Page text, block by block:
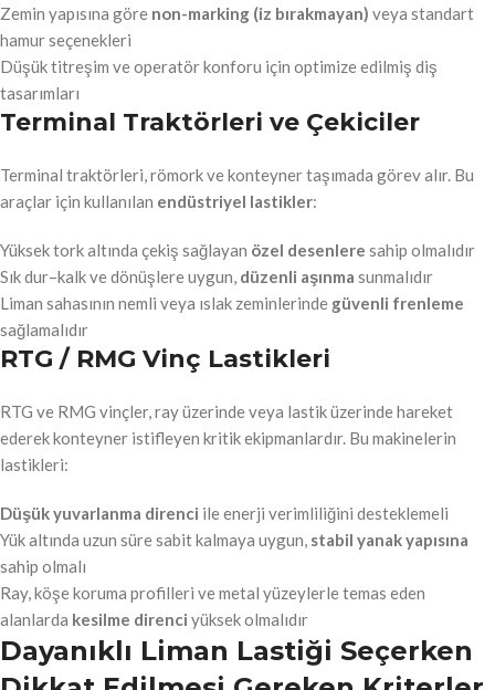
Zemin yapısına göre non-marking (iz bırakmayan) veya standart
hamur seçenekleri
Düşük titreşim ve operatör konforu için optimize edilmiş diş
tasarımları
Terminal Traktörleri ve Çekiciler
Terminal traktörleri, römork ve konteyner taşımada görev alır. Bu
araçlar için kullanılan endüstriyel lastikler:
Yüksek tork altında çekiş sağlayan özel desenlere sahip olmalıdır
Sık dur–kalk ve dönüşlere uygun, düzenli aşınma sunmalıdır
Liman sahasının nemli veya ıslak zeminlerinde güvenli frenleme
sağlamalıdır
RTG / RMG Vinç Lastikleri
RTG ve RMG vinçler, ray üzerinde veya lastik üzerinde hareket
ederek konteyner istifleyen kritik ekipmanlardır. Bu makinelerin
lastikleri:
Düşük yuvarlanma direnci ile enerji verimliliğini desteklemeli
Yük altında uzun süre sabit kalmaya uygun, stabil yanak yapısına
sahip olmalı
Ray, köşe koruma profilleri ve metal yüzeylerle temas eden
alanlarda kesilme direnci yüksek olmalıdır
Dayanıklı Liman Lastiği Seçerken